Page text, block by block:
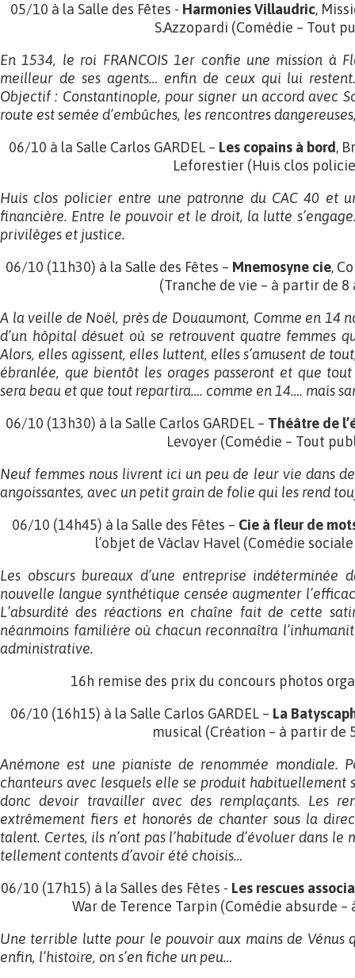
05/10 à la Salle des Fêtes - Harmonies Villaudric,
S.Azzopardi (Comédie – Tout
En 1534, le roi FRANCOIS 1er confie une mission à
meilleur de ses agents… enfin de ceux qui lui
Objectif : Constantinople, pour signer un accord avec
route est semée d’embûches, les rencontres
06/10 à la Salle Carlos GARDEL – Les copains à bord,
Leforestier (Huis clos
Huis clos policier entre une patronne du CAC 40 et
financière. Entre le pouvoir et le droit, la lutte
privilèges et justice.
06/10 (11h30) à la Salle des Fêtes – Mnemosyne cie,
(Tranche de vie – à partir de 8
A la veille de Noël, près de Douaumont, Comme en 14
d’un hôpital désuet où se retrouvent quatre femmes
Alors, elles agissent, elles luttent, elles s’amusent de
ébranlée, que bientôt les orages passeront et que
sera beau et que tout repartira…. comme en 14…. mais
06/10 (13h30) à la Salle Carlos GARDEL – Théâtre de
Levoyer (Comédie – Tout
Neuf femmes nous livrent ici un peu de leur vie dans
angoissantes, avec un petit grain de folie qui les rend
06/10 (14h45) à la Salle des Fêtes – Cie à fleur de
l’objet de Vàclav Havel (Comédie
Les obscurs bureaux d’une entreprise indéterminée
nouvelle langue synthétique censée augmenter
L’absurdité des réactions en chaîne fait de cette
néanmoins familière où chacun reconnaîtra
administrative.
16h remise des prix du concours photos
06/10 (16h15) à la Salle Carlos GARDEL – La
musical (Création – à partir de
Anémone est une pianiste de renommée mondiale.
chanteurs avec lesquels elle se produit habituellement
donc devoir travailler avec des remplaçants. Les
extrêmement fiers et honorés de chanter sous la
talent. Certes, ils n’ont pas l’habitude d’évoluer dans
tellement contents d’avoir été choisis…
06/10 (17h15) à la Salles des Fêtes - Les rescues
War de Terence Tarpin (Comédie absurde –
Une terrible lutte pour le pouvoir aux mains de Vénus
enfin, l’histoire, on s’en fiche un peu…